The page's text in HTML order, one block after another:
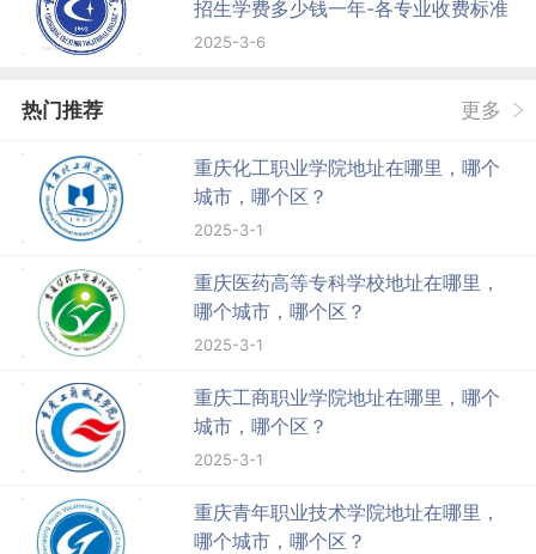
招生学费多少钱一年-各专业收费标准
2025-3-6
热门推荐 更多
重庆化工职业学院地址在哪里，哪个
城市，哪个区？
2025-3-1
重庆医药高等专科学校地址在哪里，
哪个城市，哪个区？
2025-3-1
重庆工商职业学院地址在哪里，哪个
城市，哪个区？
2025-3-1
重庆青年职业技术学院地址在哪里，
哪个城市，哪个区？